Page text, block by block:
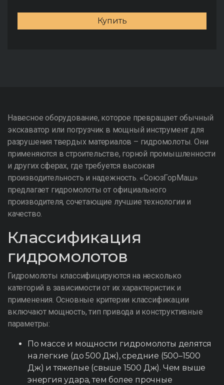
Купить
Навесное оборудование, которое превращает обычный
экскаватор или погрузчик в мощный инструмент для
разрушения твердых материалов – гидромолоты. Они
применяются в строительстве, горной промышленности
и других сферах, где требуется высокая
производительность и надежность. «СоюзГорМаш»
предлагает гидромолоты от официального
производителя, сочетающие лучшие технологии и
качество.
Классификация
гидромолотов
Гидромолоты классифицируются на несколько
категорий в зависимости от их характеристик и
применения. Основные критерии классификации
включают мощность, тип привода и конструктивные
параметры:
По массе и мощности гидромолоты делятся
на легкие (до 500 Дж), средние (500–1500
Дж) и тяжелые (свыше 1500 Дж). Чем выше
энергия удара, тем более прочные